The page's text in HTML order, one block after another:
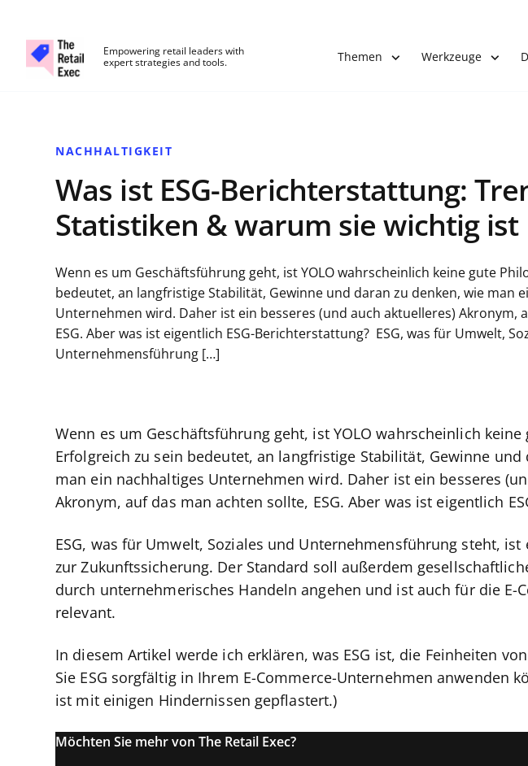
Empowering retail leaders with
expert strategies and tools.
Themen Werkzeuge
NACHHALTIGKEIT
Was ist ESG-Berichterstattung:
Statistiken & warum sie wichtig ist
Wenn es um Geschäftsführung geht, ist YOLO wahrscheinlich keine gute
bedeutet, an langfristige Stabilität, Gewinne und daran zu denken, wie man
Unternehmen wird. Daher ist ein besseres (und auch aktuelleres) Akronym,
ESG. Aber was ist eigentlich ESG-Berichterstattung? ESG, was für Umwelt,
Unternehmensführung […]
Wenn es um Geschäftsführung geht, ist YOLO wahrscheinlich
Erfolgreich zu sein bedeutet, an langfristige Stabilität, Gewinne und
man ein nachhaltiges Unternehmen wird. Daher ist ein besseres
Akronym, auf das man achten sollte, ESG. Aber was ist eigentlich
ESG, was für Umwelt, Soziales und Unternehmensführung steht,
zur Zukunftssicherung. Der Standard soll außerdem
durch unternehmerisches Handeln angehen und ist auch für die E-
relevant.
In diesem Artikel werde ich erklären, was ESG ist, die Feinheiten
Sie ESG sorgfältig in Ihrem E-Commerce-Unternehmen anwenden
ist mit einigen Hindernissen gepflastert.)
Möchten Sie mehr von The Retail Exec?